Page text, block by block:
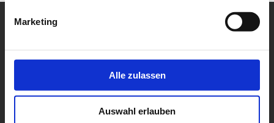
Marketing
Alle zulassen
Auswahl erlauben